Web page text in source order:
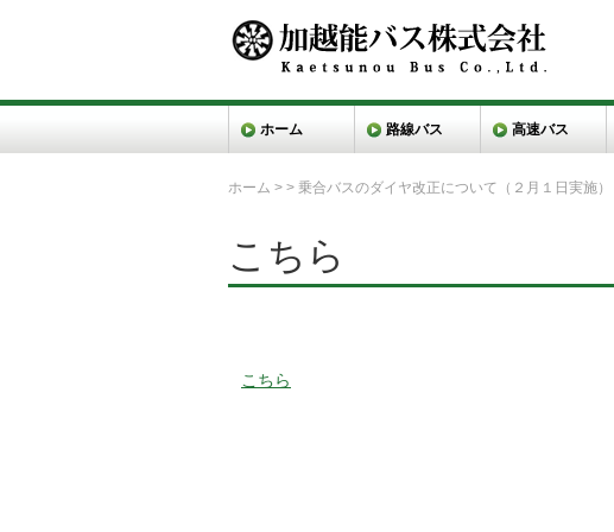
ホーム 路線バス 高速バス
ホーム > > 乗合バスのダイヤ改正について（２月１日実施）
こちら
こちら